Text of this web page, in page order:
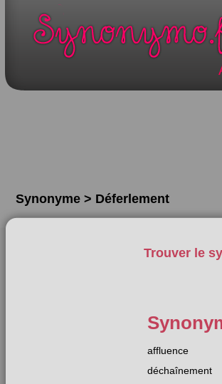
Synonyme > Déferlement
Trouver le
affluence
déchaînement